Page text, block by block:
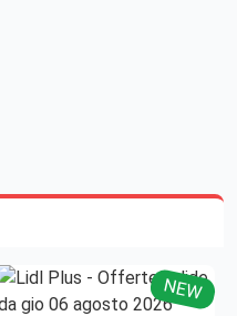
NEW